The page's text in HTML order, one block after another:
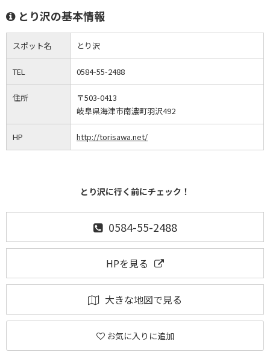
とり沢の基本情報
スポット名 とり沢
TEL 0584-55-2488
住所
〒503-0413
岐阜県海津市南濃町羽沢492
HP http://torisawa.net/
とり沢に行く前にチェック！
0584-55-2488
HPを見る
大きな地図で見る
お気に入りに追加